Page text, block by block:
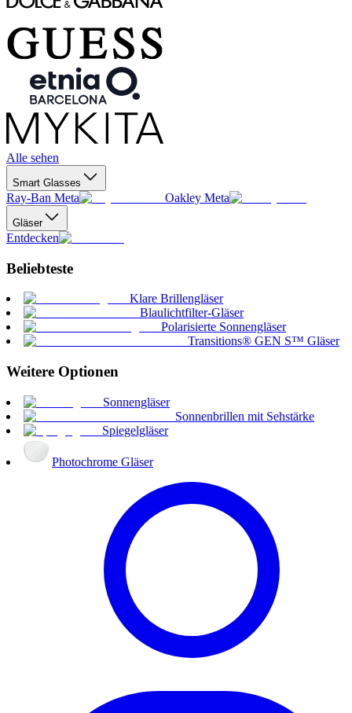
Alle sehen
Smart Glasses
Ray-Ban Meta Oakley Meta
Gläser
Entdecken
Beliebteste
Klare Brillengläser
Blaulichtfilter-Gläser
Polarisierte Sonnengläser
Transitions® GEN S™ Gläser
Weitere Optionen
Sonnengläser
Sonnenbrillen mit Sehstärke
Spiegelgläser
Photochrome Gläser